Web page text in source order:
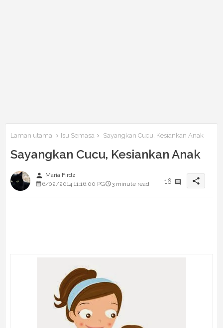
Laman utama Isu Semasa Sayangkan Cucu, Kesiankan Anak
Sayangkan Cucu, Kesiankan Anak
person Maria Firdz
6/02/2014 11:16:00 PG
3 minute read 16 share